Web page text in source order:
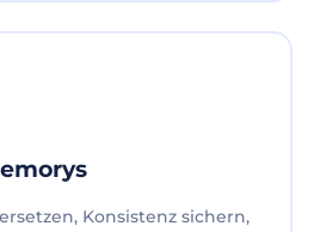
Konsistenz sichern,